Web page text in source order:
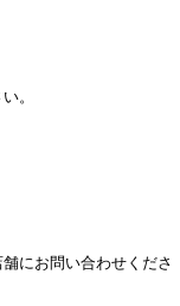
。
にお問い合わせくださ